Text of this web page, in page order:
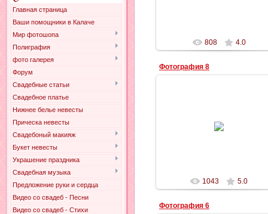
Главная страница
Ваши помощники в Калаче
Мир фотошопа
Полиграфия
фото галерея
Форум
Свадебные статьи
Свадебное платье
Нижнее белье невесты
Прическа невесты
Свадебоный макияж
Букет невесты
Украшение праздника
Свадебная музыка
Предложение руки и сердца
Видео со свадеб - Песни
Видео со свадеб - Стихи
808 4.0
Фотография 8
1043 5.0
Фотография 6